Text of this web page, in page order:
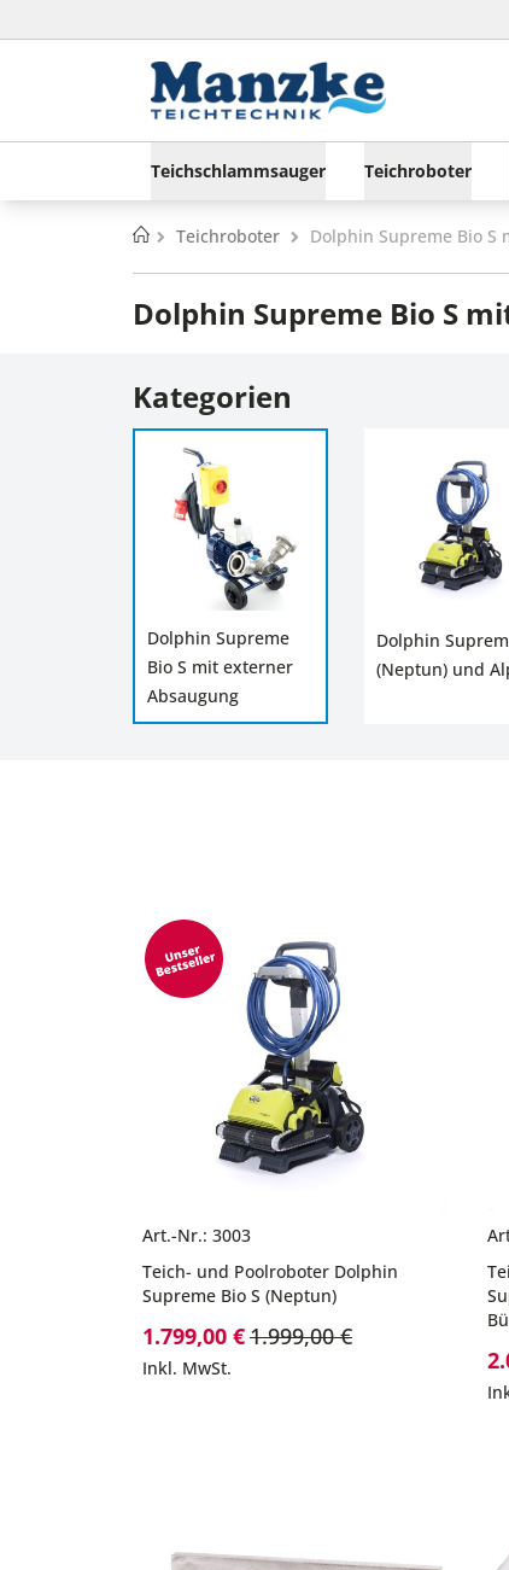
Teichschlammsauger Teichroboter
Startseite
Teichroboter Dolphin Supreme Bio S
Dolphin Supreme Bio S
Kategorien
Dolphin Supreme
Bio S mit externer
Absaugung
Dolphin
(Neptun) und
Art.-Nr.: 3003
Teich- und Poolroboter Dolphin
Supreme Bio S (Neptun)
Sonderpreis
1.799,00 €1.999,00 €
Inkl. MwSt.